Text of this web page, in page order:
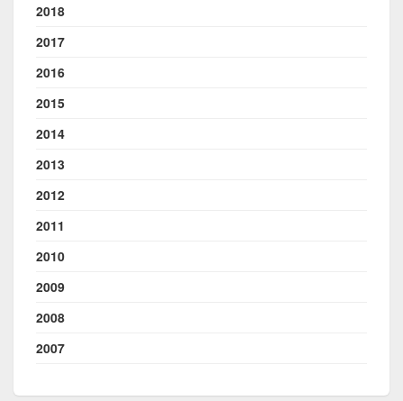
2018
2017
2016
2015
2014
2013
2012
2011
2010
2009
2008
2007